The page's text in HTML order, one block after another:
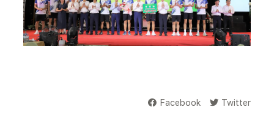
Facebook Twitter